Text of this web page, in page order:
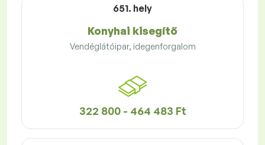
651. hely
Konyhai kisegítő
Vendéglátóipar, idegenforgalom
322 800 - 464 483 Ft